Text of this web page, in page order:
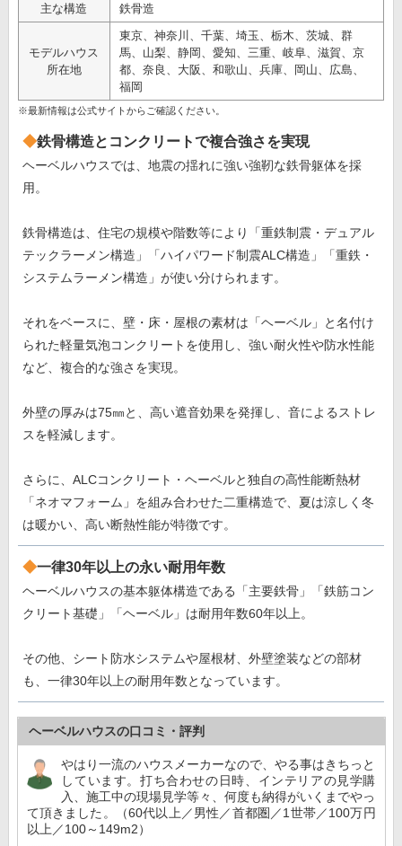
主な構造 鉄骨造
モデルハウス
所在地
東京、神奈川、千葉、埼玉、栃木、茨城、群
馬、山梨、静岡、愛知、三重、岐阜、滋賀、京
都、奈良、大阪、和歌山、兵庫、岡山、広島、
福岡
※最新情報は公式サイトからご確認ください。
鉄骨構造とコンクリートで複合強さを実現
ヘーベルハウスでは、地震の揺れに強い強靭な鉄骨躯体を採
用。
鉄骨構造は、住宅の規模や階数等により「重鉄制震・デュアル
テックラーメン構造」「ハイパワード制震ALC構造」「重鉄・
システムラーメン構造」が使い分けられます。
それをベースに、壁・床・屋根の素材は「ヘーベル」と名付け
られた軽量気泡コンクリートを使用し、強い耐火性や防水性能
など、複合的な強さを実現。
外壁の厚みは75㎜と、高い遮音効果を発揮し、音によるストレ
スを軽減します。
さらに、ALCコンクリート・ヘーベルと独自の高性能断熱材
「ネオマフォーム」を組み合わせた二重構造で、夏は涼しく冬
は暖かい、高い断熱性能が特徴です。
一律30年以上の永い耐用年数
ヘーベルハウスの基本躯体構造である「主要鉄骨」「鉄筋コン
クリート基礎」「ヘーベル」は耐用年数60年以上。
その他、シート防水システムや屋根材、外壁塗装などの部材
も、一律30年以上の耐用年数となっています。
ヘーベルハウスの口コミ・評判
やはり一流のハウスメーカーなので、やる事はきちっと
しています。打ち合わせの日時、インテリアの見学購
入、施工中の現場見学等々、何度も納得がいくまでやっ
て頂きました。（60代以上／男性／首都圏／1世帯／100万円
以上／100～149m2）